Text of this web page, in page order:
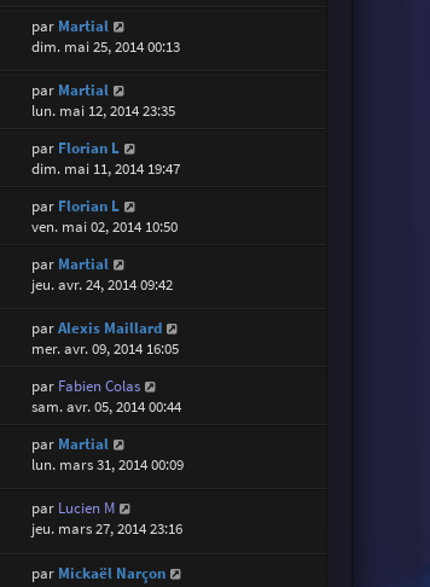
par Martial
dim. mai 25, 2014 00:13
par Martial
lun. mai 12, 2014 23:35
par Florian L
dim. mai 11, 2014 19:47
par Florian L
ven. mai 02, 2014 10:50
par Martial
jeu. avr. 24, 2014 09:42
parAlexis Maillard
mer. avr. 09, 2014 16:05
par Fabien Colas
sam. avr. 05, 2014 00:44
par Martial
lun. mars 31, 2014 00:09
par Lucien M
jeu. mars 27, 2014 23:16
par Mickaël Narçon